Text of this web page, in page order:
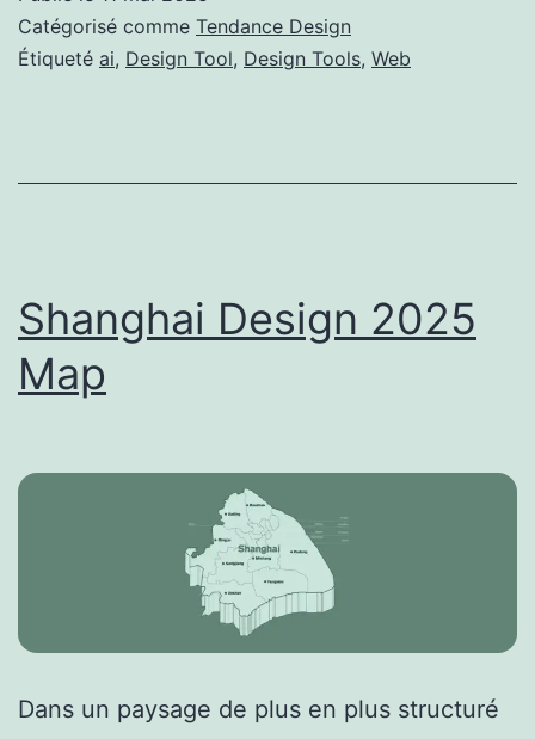
Catégorisé comme Tendance Design
Étiqueté ai, Design Tool, Design Tools, Web
Shanghai Design 2025
Map
Dans un paysage de plus en plus structuré